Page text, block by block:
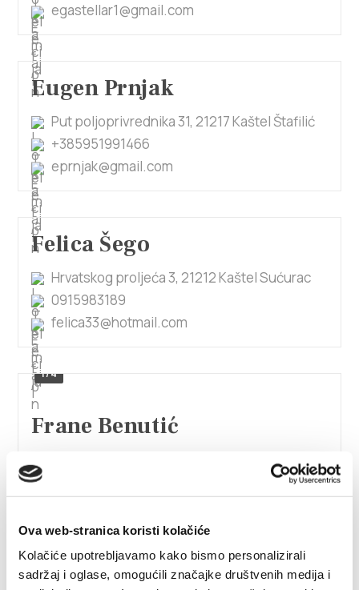
Ova web-stranica koristi kolačiće
Kolačiće upotrebljavamo kako bismo personalizirali
sadržaj i oglase, omogućili značajke društvenih medija i
egastellar1@gmail.com
Eugen Prnjak
Put poljoprivrednika 31, 21217 Kaštel Štafilić
+385951991466
eprnjak@gmail.com
Felica Šego
Hrvatskog proljeća 3, 21212 Kaštel Sućurac
0915983189
felica33@hotmail.com
1/4
Frane Benutić
OB.K.TOMISLAVA 44, 21217 Kaštel Stari
Frane Benutić